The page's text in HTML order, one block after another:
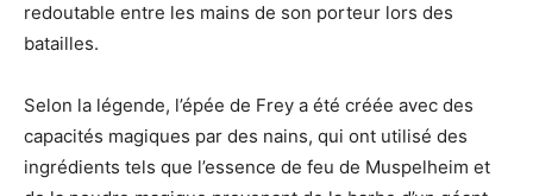
redoutable entre les mains de son porteur lors des
batailles.
Selon la légende, l’épée de Frey a été créée avec des
capacités magiques par des nains, qui ont utilisé des
ingrédients tels que l’essence de feu de Muspelheim et